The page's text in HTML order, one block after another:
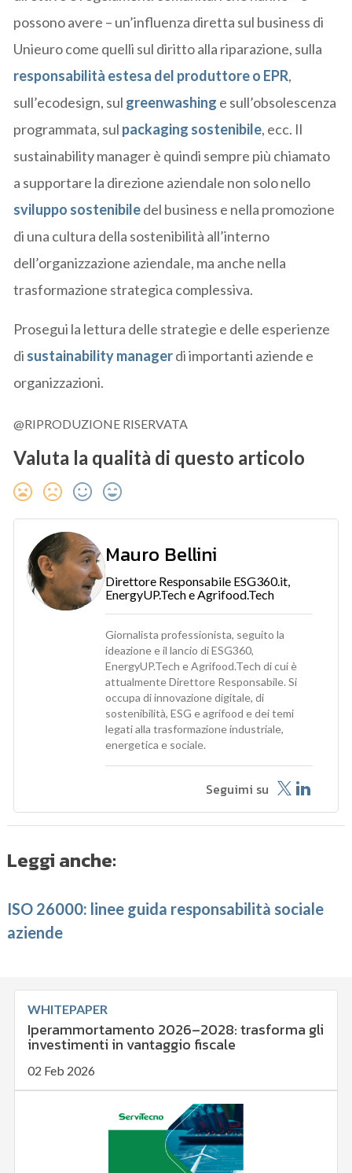
possono avere – un’influenza diretta sul business di
Unieuro come quelli sul diritto alla riparazione, sulla
responsabilità estesa del produttore o EPR,
sull’ecodesign, sul greenwashing e sull’obsolescenza
programmata, sul packaging sostenibile, ecc. Il
sustainability manager è quindi sempre più chiamato
a supportare la direzione aziendale non solo nello
sviluppo sostenibiledel business e nella promozione
di una cultura della sostenibilità all’interno
dell’organizzazione aziendale, ma anche nella
trasformazione strategica complessiva.
Prosegui la lettura delle strategie e delle esperienze
di sustainability managerdi importanti aziende e
organizzazioni.
@RIPRODUZIONE RISERVATA
Valuta la qualità di questo articolo
Mauro Bellini
Direttore Responsabile ESG360.it,
EnergyUP.Tech e Agrifood.Tech
Giornalista professionista, seguito la
ideazione e il lancio di ESG360,
EnergyUP.Tech e Agrifood.Tech di cui è
attualmente Direttore Responsabile. Si
occupa di innovazione digitale, di
sostenibilità, ESG e agrifood e dei temi
legati alla trasformazione industriale,
energetica e sociale.
Seguimi su
Leggi anche:
ISO 26000: linee guida responsabilità sociale
aziende
WHITEPAPER
Iperammortamento 2026–2028: trasforma gli
investimenti in vantaggio fiscale
02 Feb 2026